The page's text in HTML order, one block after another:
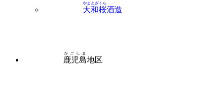
大和桜
やまとざくら
酒造
鹿児島
かごしま
地区